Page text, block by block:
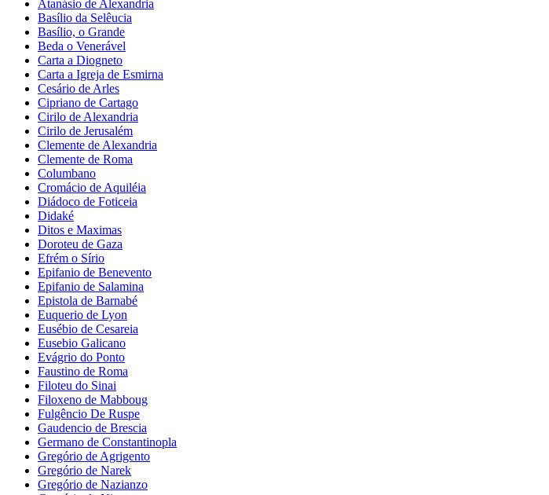
Atanásio de Alexandria
Basílio da Selêucia
Basílio, o Grande
Beda o Venerável
Carta a Diogneto
Carta a Igreja de Esmirna
Cesário de Arles
Cipriano de Cartago
Cirilo de Alexandria
Cirilo de Jerusalém
Clemente de Alexandria
Clemente de Roma
Columbano
Cromácio de Aquiléia
Diádoco de Foticeia
Didaké
Ditos e Maximas
Doroteu de Gaza
Efrém o Sírio
Epifanio de Benevento
Epifanio de Salamina
Epistola de Barnabé
Euquerio de Lyon
Eusébio de Cesareia
Eusebio Galicano
Evágrio do Ponto
Faustino de Roma
Filoteu do Sinai
Filoxeno de Mabboug
Fulgêncio De Ruspe
Gaudencio de Brescia
Germano de Constantinopla
Gregório de Agrigento
Gregório de Narek
Gregório de Nazianzo